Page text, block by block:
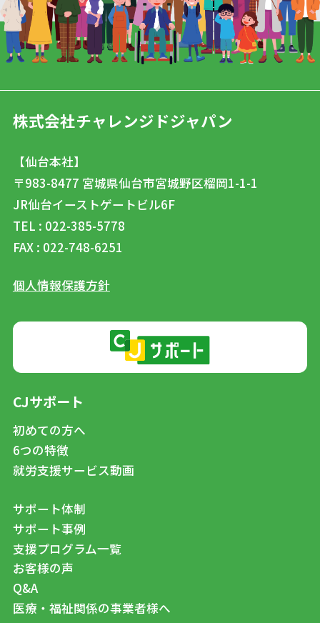
株式会社チャレンジドジャパン
【仙台本社】
〒983-8477 宮城県仙台市宮城野区榴岡1-1-1
JR仙台イーストゲートビル6F
TEL : 022-385-5778
FAX : 022-748-6251
個人情報保護方針
CJサポート
初めての方へ
6つの特徴
就労支援サービス動画
サポート体制
サポート事例
支援プログラム一覧
お客様の声
Q&A
医療・福祉関係の事業者様へ